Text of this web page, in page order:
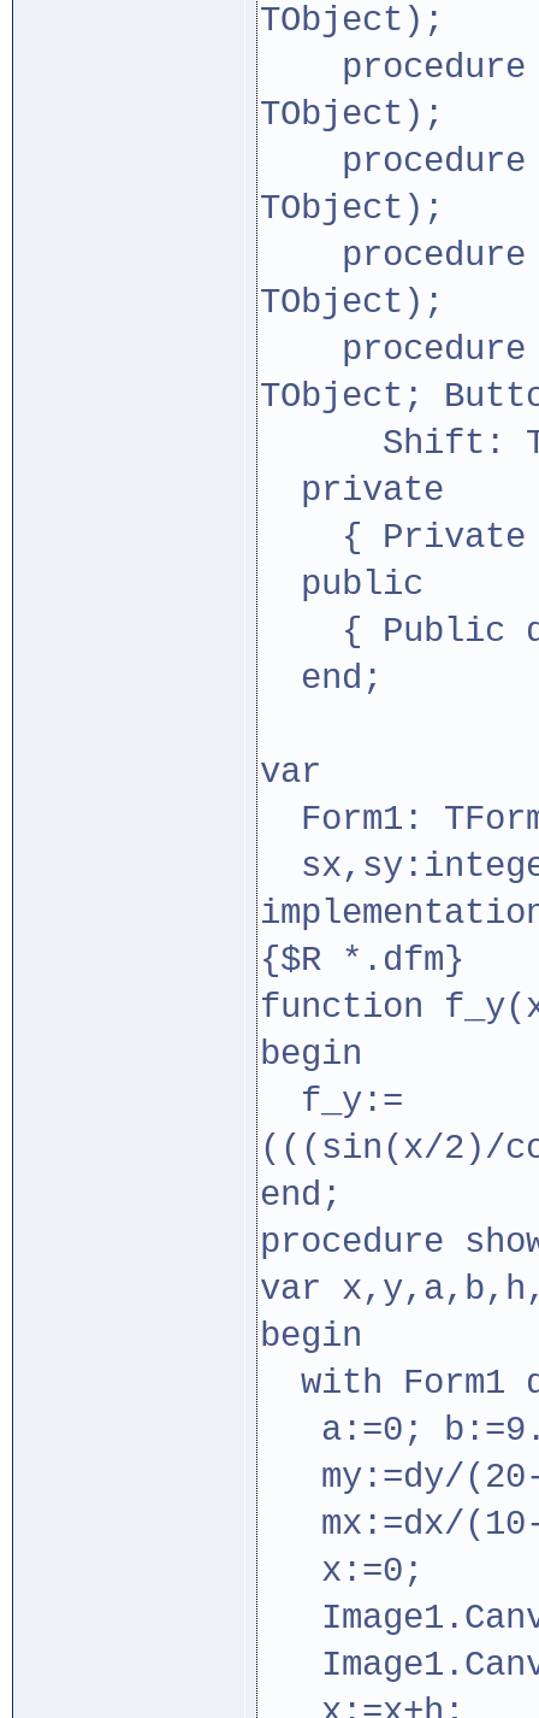
TObject);
procedure
TObject);
procedure
TObject);
procedure
TObject);
procedure
TObject;
Shift:
private
{ Private
public
{ Public
end;
var
Form1:
{$R *.dfm}
function
begin
f_y:=
(((sin(x/2)/
end;
procedure
var
begin
with Form1
a:=0;
my:=dy/
mx:=dx/
x:=0;